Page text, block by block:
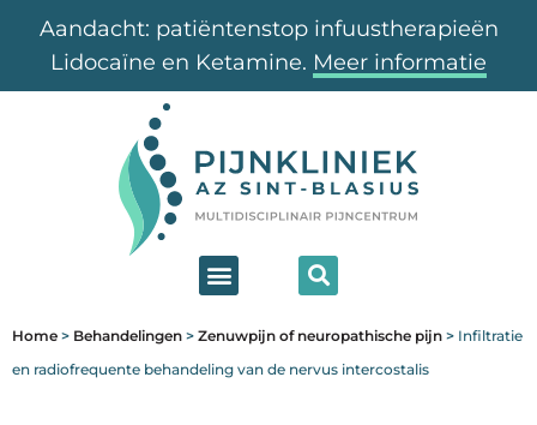
Aandacht: patiëntenstop infuustherapieën
Lidocaïne en Ketamine. Meer informatie
Home > Behandelingen > Zenuwpijn of neuropathische pijn > Infiltratie
en radiofrequente behandeling van de nervus intercostalis